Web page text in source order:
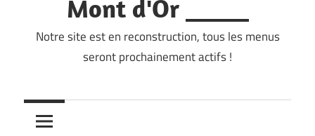
Mont d'Or _____
Notre site est en reconstruction, tous les menus
seront prochainement actifs !